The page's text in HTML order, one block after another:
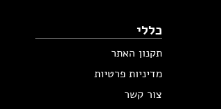
כללי
תקנון האתר
מדיניות פרטיות
צור קשר